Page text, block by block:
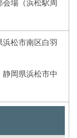
場（浜松駅周
松市南区白羽
岡県浜松市中